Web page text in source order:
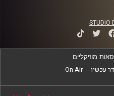
STUDIO
מוזיקליים
עכשיו -
On Air